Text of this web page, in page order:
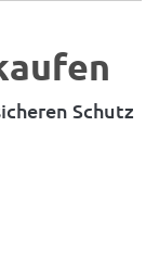
Schutz